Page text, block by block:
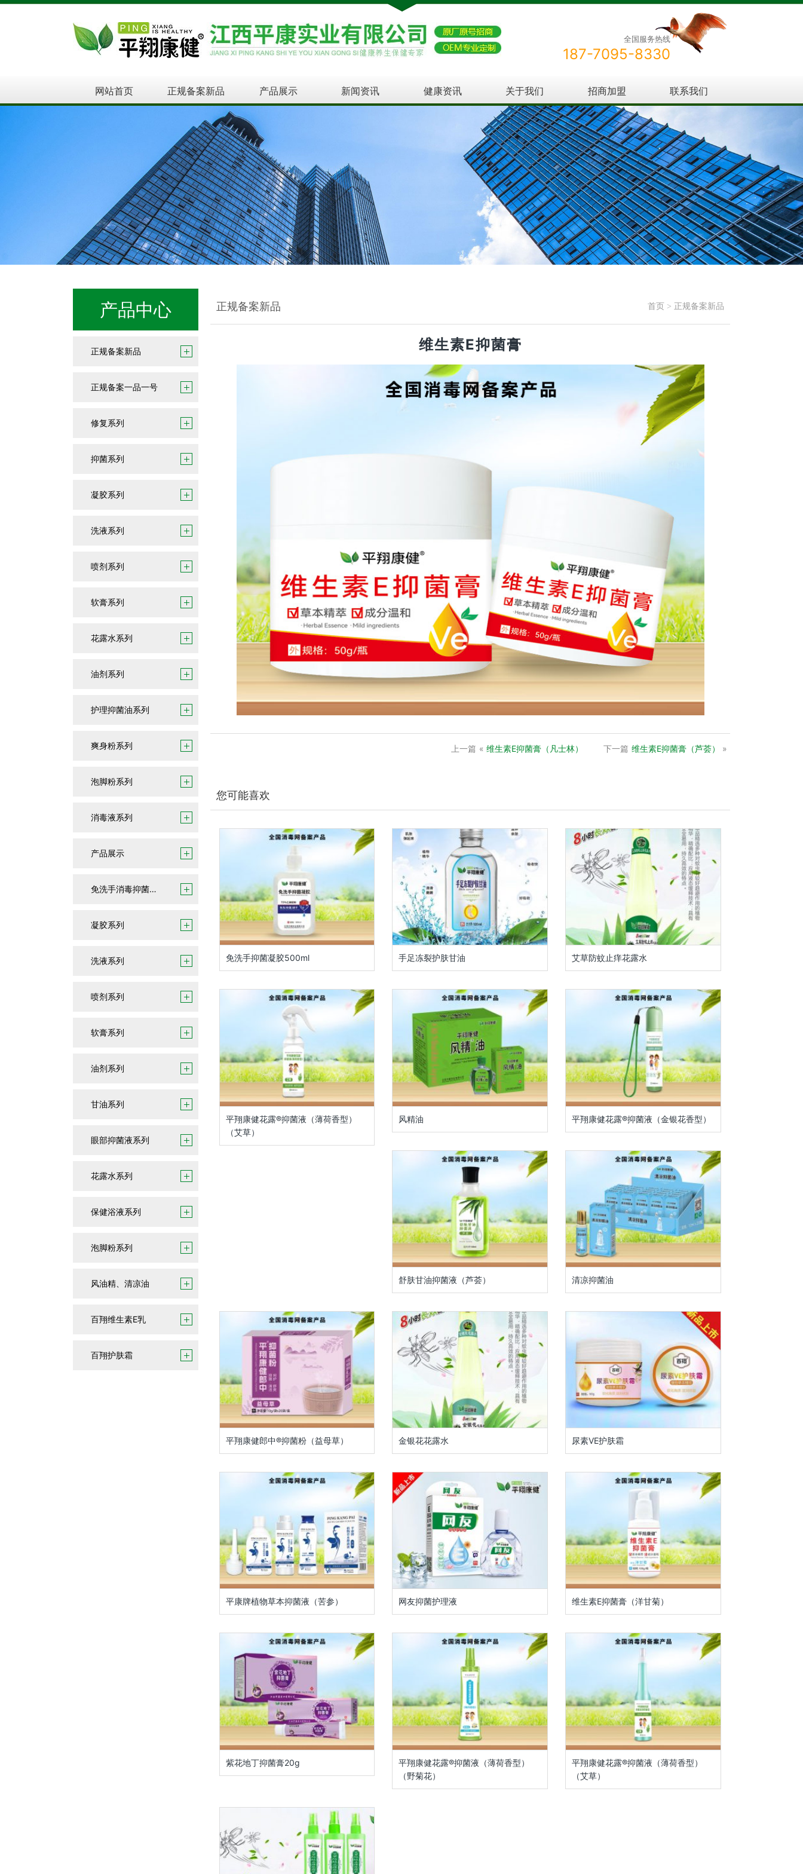
全国服务热线
187-7095-8330
网站首页 正规备案新品 产品展示 新闻资讯 健康资讯 关于我们 招商加盟 联系我们
产品中心
正规备案新品
正规备案一品一号
修复系列
抑菌系列
凝胶系列
洗液系列
喷剂系列
软膏系列
花露水系列
油剂系列
护理抑菌油系列
爽身粉系列
泡脚粉系列
消毒液系列
产品展示
免洗手消毒抑菌凝胶
凝胶系列
洗液系列
喷剂系列
软膏系列
油剂系列
甘油系列
眼部抑菌液系列
花露水系列
保健浴液系列
泡脚粉系列
风油精、清凉油
百翔维生素E乳
百翔护肤霜
正规备案新品 首页 > 正规备案新品
维生素E抑菌膏
上一篇 « 维生素E抑菌膏（凡士林） 下一篇 维生素E抑菌膏（芦荟） »
您可能喜欢
免洗手抑菌凝胶500ml 手足冻裂护肤甘油 艾草防蚊止痒花露水
平翔康健花露®抑菌液（薄荷香型）
（艾草）
风精油 平翔康健花露®抑菌液（金银花香型）
舒肤甘油抑菌液（芦荟） 清凉抑菌油
平翔康健郎中®抑菌粉（益母草） 金银花花露水 尿素VE护肤霜
平康牌植物草本抑菌液（苦参） 网友抑菌护理液 维生素E抑菌膏（洋甘菊）
紫花地丁抑菌膏20g
平翔康健花露®抑菌液（薄荷香型）
（野菊花）
平翔康健花露®抑菌液（薄荷香型）
（艾草）